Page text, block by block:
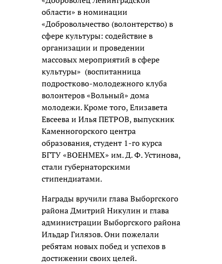
области» в номинации
«Добровольчество (волонтерство) в
сфере культуры: содействие в
организации и проведении
массовых мероприятий в сфере
культуры» (воспитанница
подростково-молодежного клуба
волонтеров «Вольный» дома
молодежи. Кроме того, Елизавета
Евсеева и Илья ПЕТРОВ, выпускник
Каменногорского центра
образования, студент 1-го курса
БГТУ «ВОЕНМЕХ» им. Д. Ф. Устинова,
стали губернаторскими
стипендиатами.
Награды вручили глава Выборгского
района Дмитрий Никулин и глава
администрации Выборгского района
Ильдар Гилязов. Они пожелали
ребятам новых побед и успехов в
достижении своих целей.